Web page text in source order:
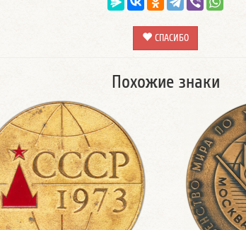
СПАСИБО
Похожие знаки